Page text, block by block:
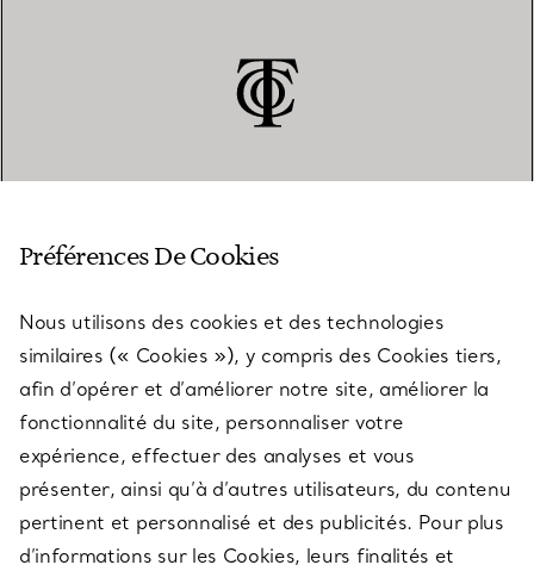
SERVICES
À PROPOS
QUESTIONS LÉGALES
Préférences De Cookies
Nous utilisons des cookies et des technologies
similaires (« Cookies »), y compris des Cookies tiers,
afin d’opérer et d’améliorer notre site, améliorer la
fonctionnalité du site, personnaliser votre
expérience, effectuer des analyses et vous
présenter, ainsi qu’à d’autres utilisateurs, du contenu
pertinent et personnalisé et des publicités. Pour plus
d’informations sur les Cookies, leurs finalités et